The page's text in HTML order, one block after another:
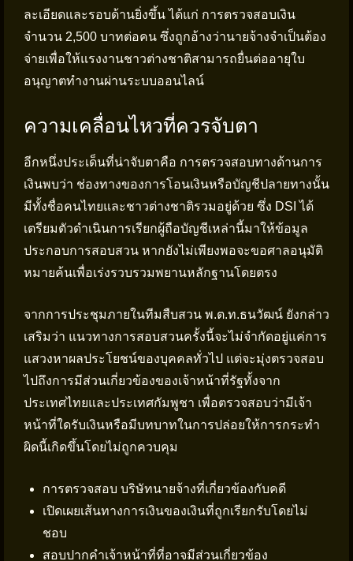
ละเอียดและรอบด้านยิ่งขึ้น ได้แก่ การตรวจสอบเงิน
จำนวน 2,500 บาทต่อคน ซึ่งถูกอ้างว่านายจ้างจำเป็นต้อง
จ่ายเพื่อให้แรงงานชาวต่างชาติสามารถยื่นต่ออายุใบ
อนุญาตทำงานผ่านระบบออนไลน์
ความเคลื่อนไหวที่ควรจับตา
อีกหนึ่งประเด็นที่น่าจับตาคือ การตรวจสอบทางด้านการ
เงินพบว่า ช่องทางของการโอนเงินหรือบัญชีปลายทางนั้น
มีทั้งชื่อคนไทยและชาวต่างชาติรวมอยู่ด้วย ซึ่ง DSI ได้
เตรียมตัวดำเนินการเรียกผู้ถือบัญชีเหล่านี้มาให้ข้อมูล
ประกอบการสอบสวน หากยังไม่เพียงพอจะขอศาลอนุมัติ
หมายค้นเพื่อเร่งรวบรวมพยานหลักฐานโดยตรง
จากการประชุมภายในทีมสืบสวน พ.ต.ท.ธนวัฒน์ ยังกล่าว
เสริมว่า แนวทางการสอบสวนครั้งนี้จะไม่จำกัดอยู่แค่การ
แสวงหาผลประโยชน์ของบุคคลทั่วไป แต่จะมุ่งตรวจสอบ
ไปถึงการมีส่วนเกี่ยวข้องของเจ้าหน้าที่รัฐทั้งจาก
ประเทศไทยและประเทศกัมพูชา เพื่อตรวจสอบว่ามีเจ้า
หน้าที่ใดรับเงินหรือมีบทบาทในการปล่อยให้การกระทำ
ผิดนี้เกิดขึ้นโดยไม่ถูกควบคุม
การตรวจสอบ บริษัทนายจ้างที่เกี่ยวข้องกับคดี
เปิดเผยเส้นทางการเงินของเงินที่ถูกเรียกรับโดยไม่
ชอบ
สอบปากคำเจ้าหน้าที่ที่อาจมีส่วนเกี่ยวข้อง